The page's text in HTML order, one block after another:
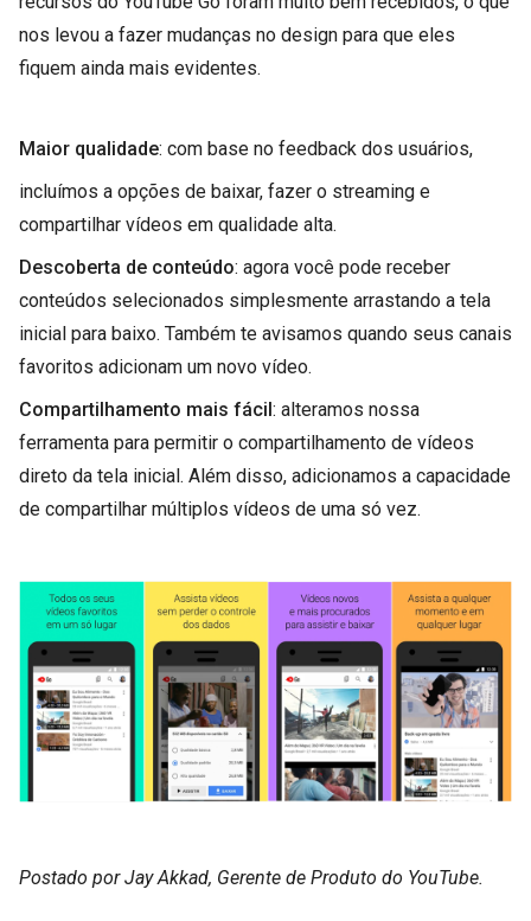
nos levou a fazer mudanças no design para que eles
fiquem ainda mais evidentes.
Maior qualidade: com base no feedback dos usuários,
incluímos a opções de baixar, fazer o streaming e
compartilhar vídeos em qualidade alta.
Descoberta de conteúdo: agora você pode receber
conteúdos selecionados simplesmente arrastando a tela
inicial para baixo. Também te avisamos quando seus canais
favoritos adicionam um novo vídeo.
Compartilhamento mais fácil: alteramos nossa
ferramenta para permitir o compartilhamento de vídeos
direto da tela inicial. Além disso, adicionamos a capacidade
de compartilhar múltiplos vídeos de uma só vez.
Postado por Jay Akkad, Gerente de Produto do YouTube.